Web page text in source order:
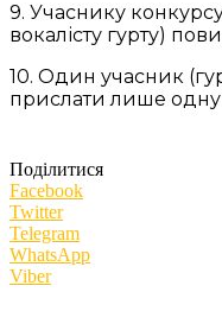
9. Учаснику
вокалісту гурту)
10. Один учасник
прислати лише одну
Поділитися
Facebook
Twitter
Telegram
WhatsApp
Viber